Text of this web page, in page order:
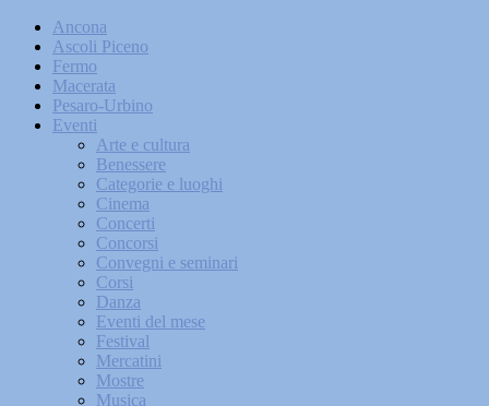
Ancona
Ascoli Piceno
Fermo
Macerata
Pesaro-Urbino
Eventi
Arte e cultura
Benessere
Categorie e luoghi
Cinema
Concerti
Concorsi
Convegni e seminari
Corsi
Danza
Eventi del mese
Festival
Mercatini
Mostre
Musica